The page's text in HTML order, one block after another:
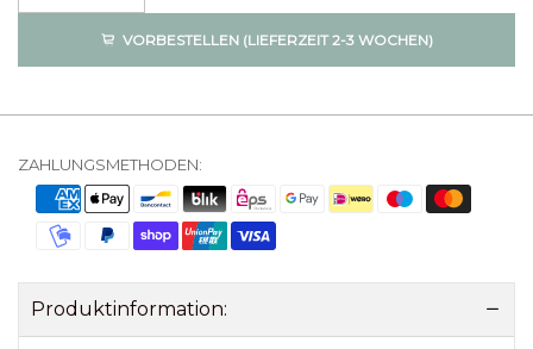
VORBESTELLEN (LIEFERZEIT 2-3 WOCHEN)
ZAHLUNGSMETHODEN:
Produktinformation: